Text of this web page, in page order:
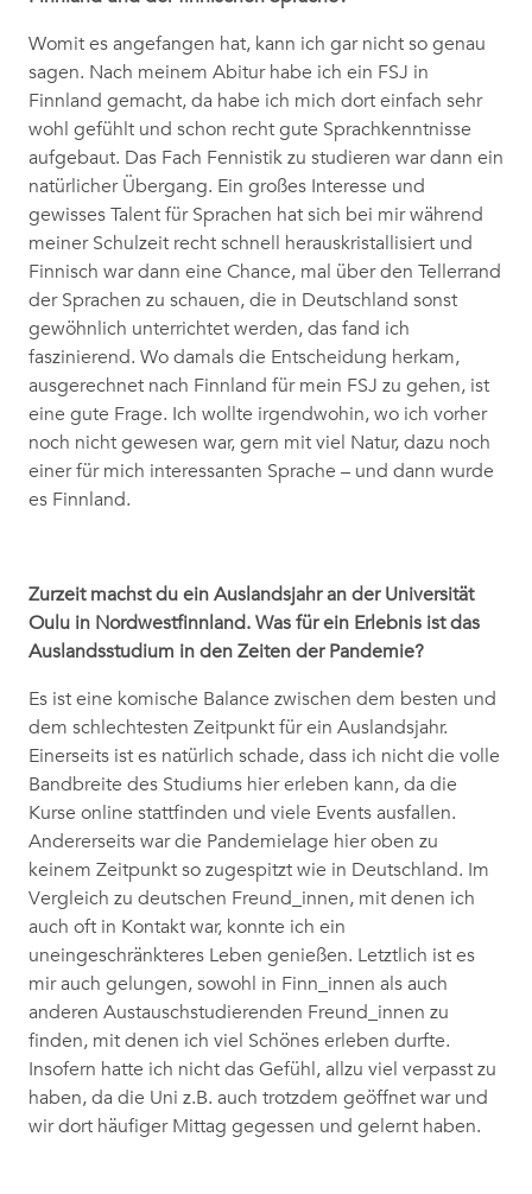
Womit es angefangen hat, kann ich gar nicht so genau
sagen. Nach meinem Abitur habe ich ein FSJ in
Finnland gemacht, da habe ich mich dort einfach sehr
wohl gefühlt und schon recht gute Sprachkenntnisse
aufgebaut. Das Fach Fennistik zu studieren war dann ein
natürlicher Übergang. Ein großes Interesse und
gewisses Talent für Sprachen hat sich bei mir während
meiner Schulzeit recht schnell herauskristallisiert und
Finnisch war dann eine Chance, mal über den Tellerrand
der Sprachen zu schauen, die in Deutschland sonst
gewöhnlich unterrichtet werden, das fand ich
faszinierend. Wo damals die Entscheidung herkam,
ausgerechnet nach Finnland für mein FSJ zu gehen, ist
eine gute Frage. Ich wollte irgendwohin, wo ich vorher
noch nicht gewesen war, gern mit viel Natur, dazu noch
einer für mich interessanten Sprache – und dann wurde
es Finnland.
Zurzeit machst du ein Auslandsjahr an der Universität
Oulu in Nordwestfinnland. Was für ein Erlebnis ist das
Auslandsstudium in den Zeiten der Pandemie?
Es ist eine komische Balance zwischen dem besten und
dem schlechtesten Zeitpunkt für ein Auslandsjahr.
Einerseits ist es natürlich schade, dass ich nicht die volle
Bandbreite des Studiums hier erleben kann, da die
Kurse online stattfinden und viele Events ausfallen.
Andererseits war die Pandemielage hier oben zu
keinem Zeitpunkt so zugespitzt wie in Deutschland. Im
Vergleich zu deutschen Freund_innen, mit denen ich
auch oft in Kontakt war, konnte ich ein
uneingeschränkteres Leben genießen. Letztlich ist es
mir auch gelungen, sowohl in Finn_innen als auch
anderen Austauschstudierenden Freund_innen zu
finden, mit denen ich viel Schönes erleben durfte.
Insofern hatte ich nicht das Gefühl, allzu viel verpasst zu
haben, da die Uni z.B. auch trotzdem geöffnet war und
wir dort häufiger Mittag gegessen und gelernt haben.